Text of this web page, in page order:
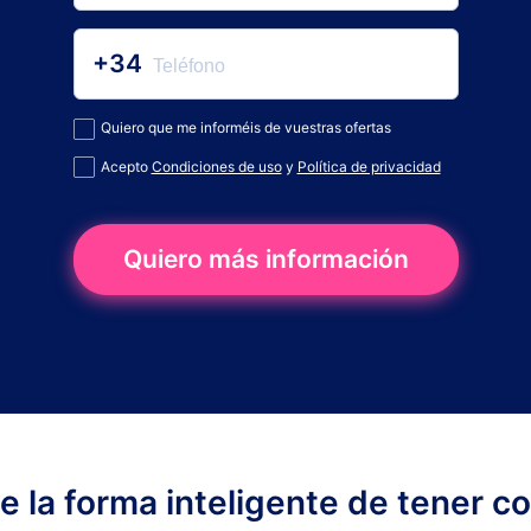
+34
Quiero que me informéis de vuestras ofertas
Acepto Condiciones de usoy Política de privacidad
Quiero más información
la forma inteligente de tener